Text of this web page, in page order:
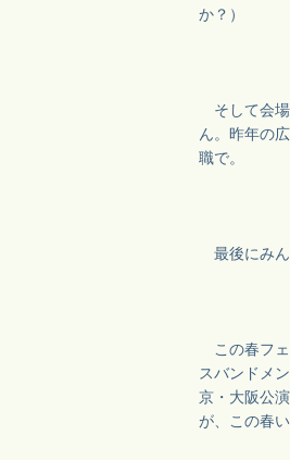
か？）
そして会場
ん。昨年の
職で。
最後にみん
この春フェ
スバンドメ
京・大阪公
が、この春